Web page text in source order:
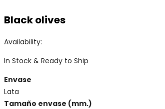
Black olives
Availability:
In Stock & Ready to Ship
Envase
Lata
Tamaño envase (mm.)